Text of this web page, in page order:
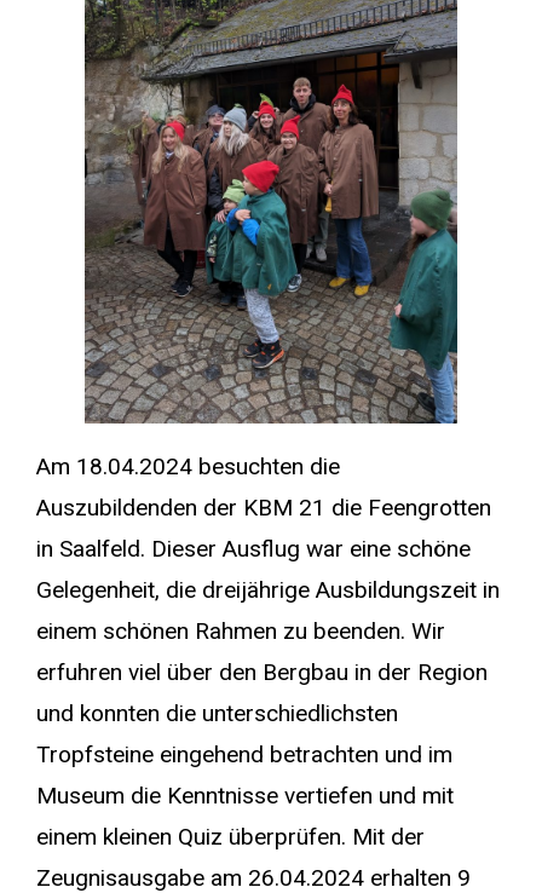
Am 18.04.2024 besuchten die
Auszubildenden der KBM 21 die Feengrotten
in Saalfeld. Dieser Ausflug war eine schöne
Gelegenheit, die dreijährige Ausbildungszeit in
einem schönen Rahmen zu beenden. Wir
erfuhren viel über den Bergbau in der Region
und konnten die unterschiedlichsten
Tropfsteine eingehend betrachten und im
Museum die Kenntnisse vertiefen und mit
einem kleinen Quiz überprüfen. Mit der
Zeugnisausgabe am 26.04.2024 erhalten 9